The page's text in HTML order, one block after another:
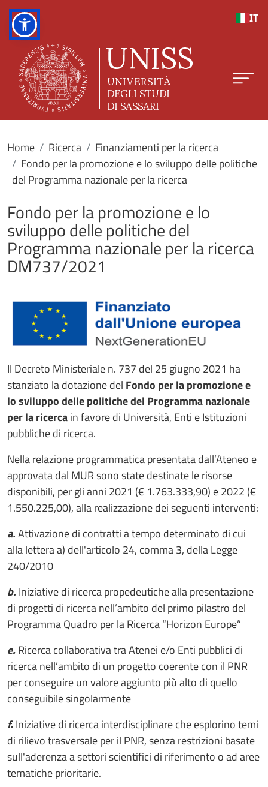
IT
Home Ricerca
Finanziamenti per la ricerca
Fondo per la promozione e lo sviluppo delle politiche
del Programma nazionale per la ricerca
Fondo per la promozione e lo
sviluppo delle politiche del
Programma nazionale per la ricerca
DM737/2021
Il Decreto Ministeriale n. 737 del 25 giugno 2021 ha
stanziato la dotazione del Fondo per la promozione e
lo sviluppo delle politiche del Programma nazionale
per la ricercain favore di Università, Enti e Istituzioni
pubbliche di ricerca.
Nella relazione programmatica presentata dall’Ateneo e
approvata dal MUR sono state destinate le risorse
disponibili, per gli anni 2021 (€ 1.763.333,90) e 2022 (€
1.550.225,00), alla realizzazione dei seguenti interventi:
a.Attivazione di contratti a tempo determinato di cui
alla lettera a) dell'articolo 24, comma 3, della Legge
240/2010
b.Iniziative di ricerca propedeutiche alla presentazione
di progetti di ricerca nell’ambito del primo pilastro del
Programma Quadro per la Ricerca “Horizon Europe”
e.Ricerca collaborativa tra Atenei e/o Enti pubblici di
ricerca nell’ambito di un progetto coerente con il PNR
per conseguire un valore aggiunto più alto di quello
conseguibile singolarmente
f.Iniziative di ricerca interdisciplinare che esplorino temi
di rilievo trasversale per il PNR, senza restrizioni basate
sull'aderenza a settori scientifici di riferimento o ad aree
tematiche prioritarie.